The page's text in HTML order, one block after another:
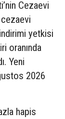
Cezaevi
yetkisi
oranında
Yeni
2026
hapis